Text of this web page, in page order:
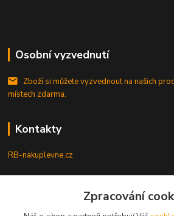
Osobní vyzvednutí
Zboží si můžete vyzvednout na našich
místech zdarma.
Kontakty
RB-nakuplevne.cz
+420 222722421Zpracování